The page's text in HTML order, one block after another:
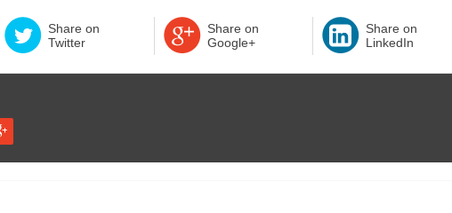
Share on
Twitter
Share on
Google+
Share on
LinkedIn